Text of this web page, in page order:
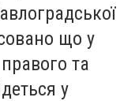
що у
та
у